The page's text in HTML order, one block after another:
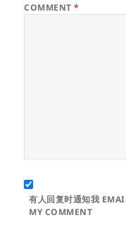
COMMENT*
有人回复时通知我
MY COMMENT